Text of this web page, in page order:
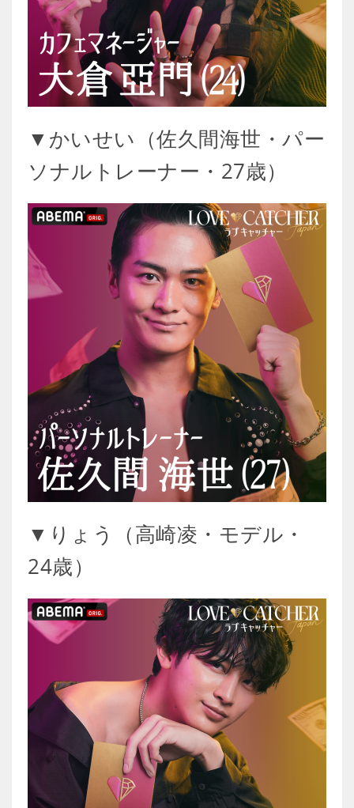
▼かいせい（佐久間海世・パー
ソナルトレーナー・27歳）
▼りょう（高崎凌・モデル・
24歳）